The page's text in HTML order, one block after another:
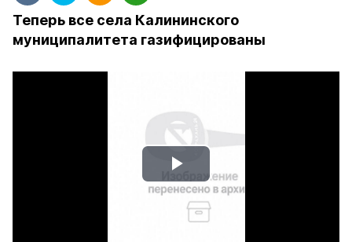
Теперь все села Калининского
муниципалитета газифицированы
Play
Video